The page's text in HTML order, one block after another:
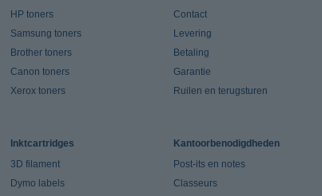
HP toners
Samsung toners
Brother toners
Canon toners
Xerox toners
Contact
Levering
Betaling
Garantie
Ruilen en terugsturen
Inktcartridges
3D filament
Dymo labels
Kantoorbenodigdheden
Post-its en notes
Classeurs